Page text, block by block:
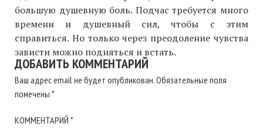
большую душевную боль. Подчас требуется много
времени и душевный сил, чтобы с этим
справиться. Но только через преодоление чувства
зависти можно подняться и встать.
ДОБАВИТЬ КОММЕНТАРИЙ
Ваш адрес email не будет опубликован.Обязательные поля
помечены *
КОММЕНТАРИЙ *